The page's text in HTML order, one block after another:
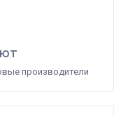
производители